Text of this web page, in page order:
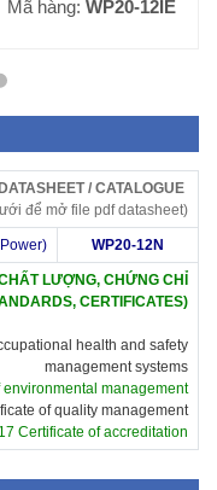
Mã hàng: WP20-12IE
DATASHEET / CATALOGUE
để mở file pdf datasheet)
WP20-12N
LƯỢNG, CHỨNG CHỈ
CERTIFICATES)
health and safety
management systems
environmental management
of quality management
Certificate of accreditation